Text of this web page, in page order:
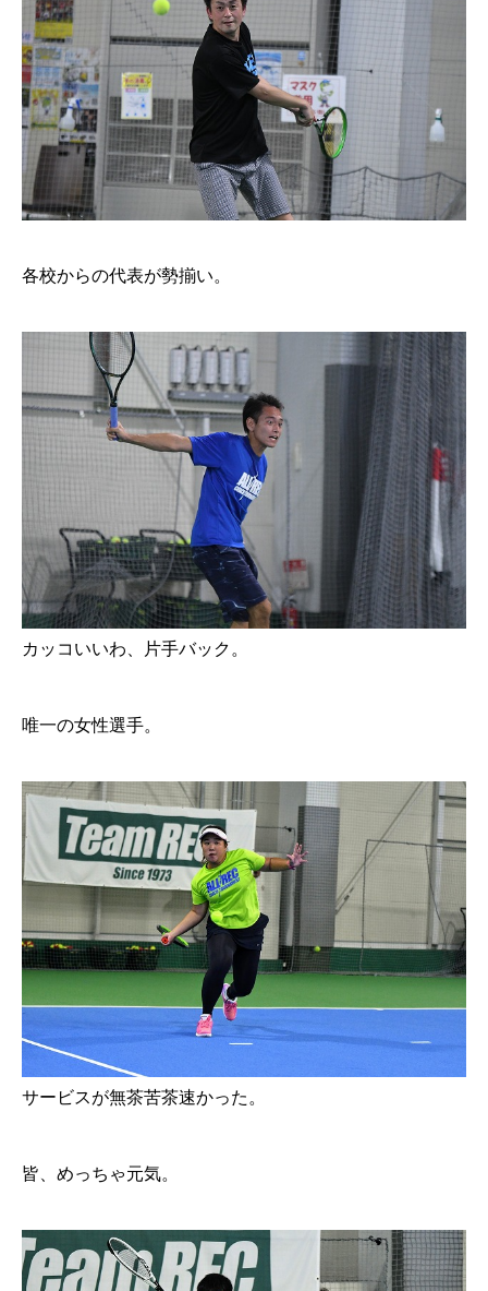
各校からの代表が勢揃い。
カッコいいわ、片手バック。
唯一の女性選手。
サービスが無茶苦茶速かった。
皆、めっちゃ元気。